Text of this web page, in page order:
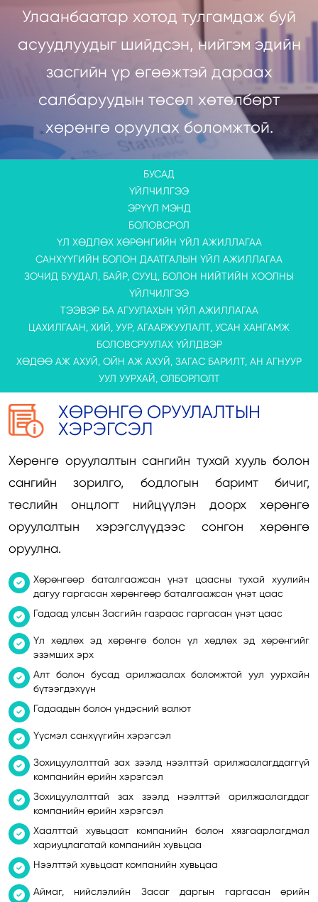
Улаанбаатар хотод тулгамдаж буй
асуудлуудыг шийдсэн, нийгэм эдийн
засгийн үр өгөөжтэй дараах
салбаруудын төсөл хөтөлбөрт
хөрөнгө оруулах боломжтой.
БУСАД
ҮЙЛЧИЛГЭЭ
ЭРҮҮЛ МЭНД
БОЛОВСРОЛ
ҮЛ ХӨДЛӨХ ХӨРӨНГИЙН ҮЙЛ АЖИЛЛАГАА
САНХҮҮГИЙН БОЛОН ДААТГАЛЫН ҮЙЛ АЖИЛЛАГАА
ЗОЧИД БУУДАЛ, БАЙР, СУУЦ, БОЛОН НИЙТИЙН ХООЛНЫ
ҮЙЛЧИЛГЭЭ
ТЭЭВЭР БА АГУУЛАХЫН ҮЙЛ АЖИЛЛАГАА
ЦАХИЛГААН, ХИЙ, УУР, АГААРЖУУЛАЛТ, УСАН ХАНГАМЖ
БОЛОВСРУУЛАХ ҮЙЛДВЭР
ХӨДӨӨ АЖ АХУЙ, ОЙН АЖ АХУЙ, ЗАГАС БАРИЛТ, АН АГНУУР
УУЛ УУРХАЙ, ОЛБОРЛОЛТ
ХӨРӨНГӨ ОРУУЛАЛТЫН
ХЭРЭГСЭЛ
Хөрөнгө оруулалтын сангийн тухай хууль болон
сангийн зорилго, бодлогын баримт бичиг,
төслийн онцлогт нийцүүлэн доорх хөрөнгө
оруулалтын хэрэгслүүдээс сонгон хөрөнгө
оруулна.
Хөрөнгөөр баталгаажсан үнэт цаасны тухай хуулийн
дагуу гаргасан хөрөнгөөр баталгаажсан үнэт цаас
Гадаад улсын Засгийн газраас гаргасан үнэт цаас
Үл хөдлөх эд хөрөнгө болон үл хөдлөх эд хөрөнгийг
эзэмших эрх
Алт болон бусад арилжаалах боломжтой уул уурхайн
бүтээгдэхүүн
Гадаадын болон үндэсний валют
Үүсмэл санхүүгийн хэрэгсэл
Зохицуулалттай зах зээлд нээлттэй арилжаалагддаггүй
компанийн өрийн хэрэгсэл
Зохицуулалттай зах зээлд нээлттэй арилжаалагддаг
компанийн өрийн хэрэгсэл
Хаалттай хувьцаат компанийн болон хязгаарлагдмал
хариуцлагатай компанийн хувьцаа
Нээлттэй хувьцаат компанийн хувьцаа
Аймаг, нийслэлийн Засаг даргын гаргасан өрийн